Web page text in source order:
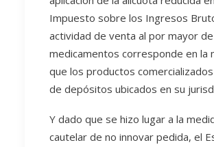
Impuesto sobre los Ingresos
actividad de venta al por mayor de
medicamentos corresponde en la
que los productos
de depósitos ubicados en su
Y dado que se hizo lugar a la
cautelar de no innovar pedida, el